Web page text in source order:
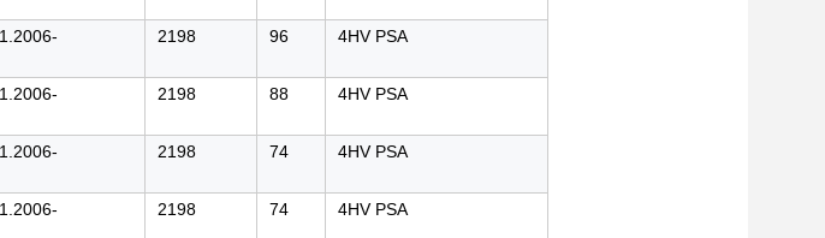
2198 96 4HV PSA
2198 88 4HV PSA
2198 74 4HV PSA
2198 74 4HV PSA